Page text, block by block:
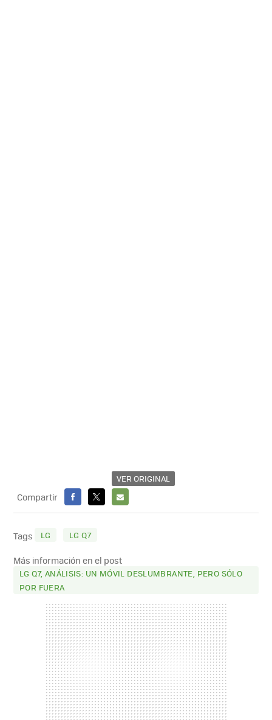
VER ORIGINAL
Compartir
FACEBOOK
X
E-
Tags LG LG Q7
Más información en el post
LG Q7, ANÁLISIS: UN MÓVIL DESLUMBRANTE, PERO SÓLO
POR FUERA